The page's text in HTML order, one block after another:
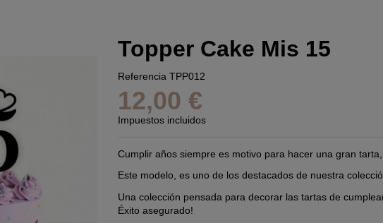
Topper Cake Mis 15
Referencia TPP012
12,00 €
Impuestos incluidos
Cumplir años siempre es motivo para hacer una gran
Este modelo, es uno de los destacados de nuestra
Una colección pensada para decorar las tartas de
Éxito asegurado!